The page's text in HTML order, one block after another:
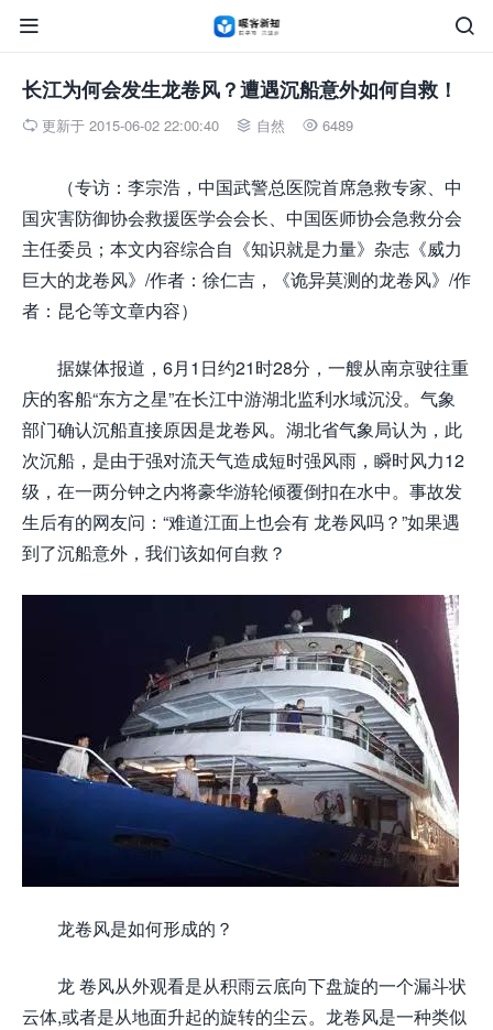


长江为何会发生龙卷风？遭遇沉船意外如何自救！
 更新于 2015-06-02 22:00:40  自然  6489
（专访：李宗浩，中国武警总医院首席急救专家、中
国灾害防御协会救援医学会会长、中国医师协会急救分会
主任委员；本文内容综合自《知识就是力量》杂志《威力
巨大的龙卷风》/作者：徐仁吉，《诡异莫测的龙卷风》/作
者：昆仑等文章内容）
据媒体报道，6月1日约21时28分，一艘从南京驶往重
庆的客船“东方之星”在长江中游湖北监利水域沉没。气象
部门确认沉船直接原因是龙卷风。湖北省气象局认为，此
次沉船，是由于强对流天气造成短时强风雨，瞬时风力12
级，在一两分钟之内将豪华游轮倾覆倒扣在水中。事故发
生后有的网友问：“难道江面上也会有 龙卷风吗？”如果遇
到了沉船意外，我们该如何自救？
龙卷风是如何形成的？
龙 卷风从外观看是从积雨云底向下盘旋的一个漏斗状
云体,或者是从地面升起的旋转的尘云。龙卷风是一种类似